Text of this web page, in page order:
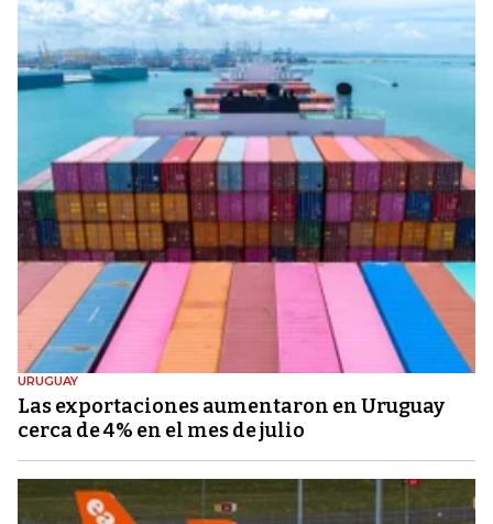
URUGUAY
Las exportaciones aumentaron en Uruguay
cerca de 4% en el mes de julio